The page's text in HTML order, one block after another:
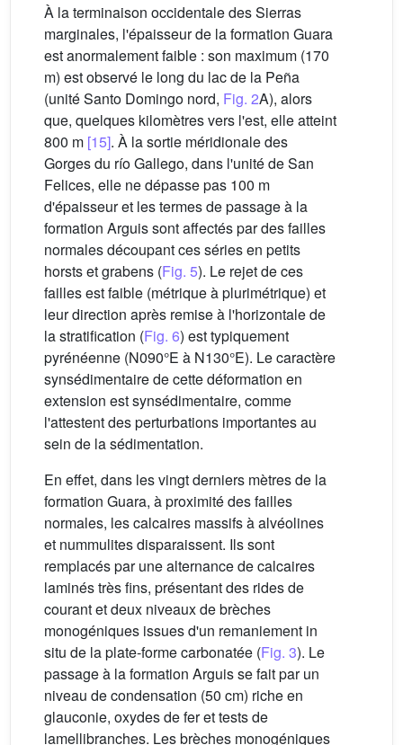
À la terminaison occidentale des Sierras
marginales, l'épaisseur de la formation Guara
est anormalement faible : son maximum (170
m) est observé le long du lac de la Peña
(unité Santo Domingo nord, Fig. 2A), alors
que, quelques kilomètres vers l'est, elle atteint
800 m [15]. À la sortie méridionale des
Gorges du río Gallego, dans l'unité de San
Felices, elle ne dépasse pas 100 m
d'épaisseur et les termes de passage à la
formation Arguis sont affectés par des failles
normales découpant ces séries en petits
horsts et grabens (Fig. 5). Le rejet de ces
failles est faible (métrique à plurimétrique) et
leur direction après remise à l'horizontale de
la stratification (Fig. 6) est typiquement
pyrénéenne (N090°E à N130°E). Le caractère
synsédimentaire de cette déformation en
extension est synsédimentaire, comme
l'attestent des perturbations importantes au
sein de la sédimentation.
En effet, dans les vingt derniers mètres de la
formation Guara, à proximité des failles
normales, les calcaires massifs à alvéolines
et nummulites disparaissent. Ils sont
remplacés par une alternance de calcaires
laminés très fins, présentant des rides de
courant et deux niveaux de brèches
monogéniques issues d'un remaniement in
situ de la plate-forme carbonatée (Fig. 3). Le
passage à la formation Arguis se fait par un
niveau de condensation (50 cm) riche en
glauconie, oxydes de fer et tests de
lamellibranches. Les brèches monogéniques